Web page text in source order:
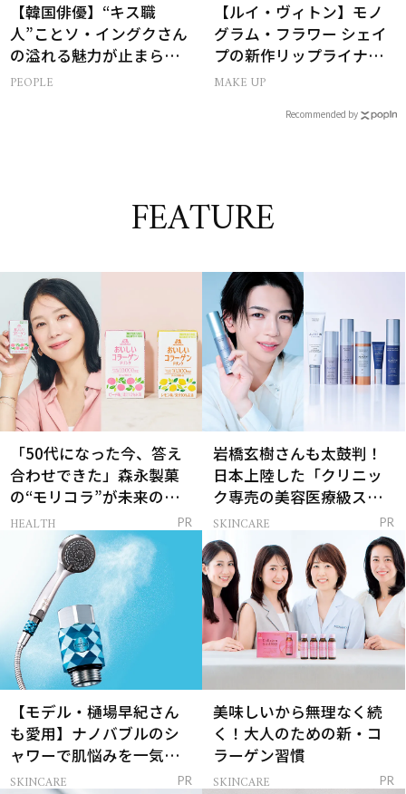
【韓国俳優】“キス職
人”ことソ・イングクさん
の溢れる魅力が止まらな
い【特別画像集】
PEOPLE
【ルイ・ヴィトン】モノ
グラム・フラワー シェイ
プの新作リップライナー
｢LV クレヨン｣が誕生！
MAKE UP
Recommended by
FEATURE
「50代になった今、答え
合わせできた」森永製菓
の“モリコラ”が未来のキ
レイを連れてくる！
HEALTH PR
岩橋玄樹さんも太鼓判！
日本上陸した「クリニッ
ク専売の美容医療級スキ
ンケア」
SKINCARE PR
【モデル・樋場早紀さん
も愛用】ナノバブルのシ
ャワーで肌悩みを一気に
解決
SKINCARE PR
美味しいから無理なく続
く！大人のための新・コ
ラーゲン習慣
SKINCARE PR